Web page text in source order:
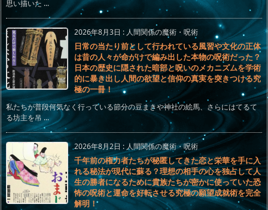
思い描いた ...
2026年8月3日 : 人間関係の魔術・呪術
日常の当たり前として行われている風習や文化の正体
は昔の人々が命がけで編み出した本物の呪術だった？
日本の歴史に隠された暗部と呪いのメカニズムを学術
的に暴き出し人間の欲望と信仰の真実を突きつける究
極の一冊！
私たちが普段何気なく行っている節分の豆まきや神社の絵馬、さらにはてるて
る坊主を吊 ...
2026年8月2日 : 人間関係の魔術・呪術
千年前の権力者たちが秘匿してきた恋と栄華を手に入
れる秘法が現代に蘇る？理想の相手の心を独占して人
生の勝者になるために貴族たちが密かに使っていた恐
怖の呪術と運命を好転させる究極の願望成就術を完全
解明！